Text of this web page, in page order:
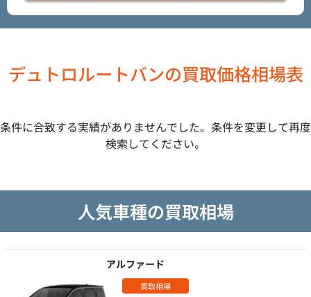
デュトロルートバンの買取価格相場表
条件に合致する実績がありませんでした。条件を変更して再度
検索してください。
人気車種の買取相場
アルファード
買取相場